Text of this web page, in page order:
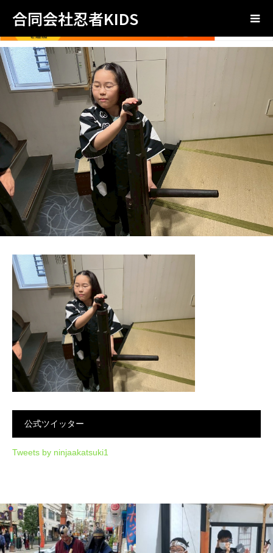
合同会社忍者KIDS
公式ツイッター
Tweets by ninjaakatsuki1